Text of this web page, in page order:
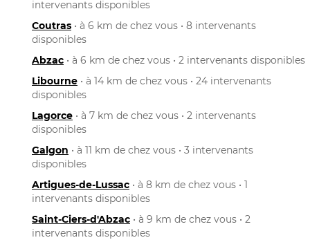
intervenants disponibles
Coutras • à 6 km de chez vous • 8 intervenants
disponibles
Abzac • à 6 km de chez vous • 2 intervenants disponibles
Libourne • à 14 km de chez vous • 24 intervenants
disponibles
Lagorce • à 7 km de chez vous • 2 intervenants
disponibles
Galgon • à 11 km de chez vous • 3 intervenants
disponibles
Artigues-de-Lussac • à 8 km de chez vous • 1
intervenants disponibles
Saint-Ciers-d'Abzac • à 9 km de chez vous • 2
intervenants disponibles